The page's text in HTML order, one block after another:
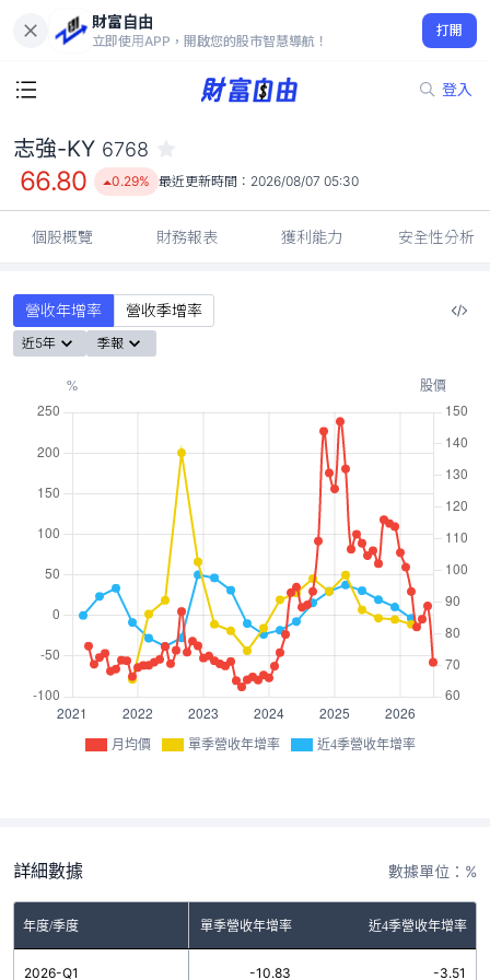
財富自由
立即使用APP，開啟您的股市智慧導航！
打開
登入
66.80
0.29%
志強-KY 6768
66.80 0.29% 最近更新時間： 2026/08/07 05:30
個股概覽 財務報表 獲利能力 安全性分析
營收年增率 營收季增率
近5年 季報
月均價 單季營收年增率 近4季營收年增率
詳細數據 數據單位：%
年度/季度 單季營收年增率 近4季營收年增率
2026-Q1 -10.83 -3.51